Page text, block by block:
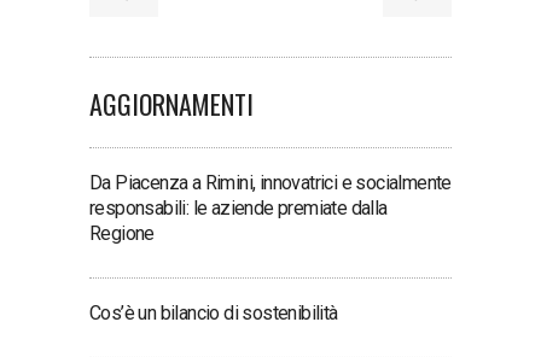
AGGIORNAMENTI
Da Piacenza a Rimini, innovatrici e socialmente
responsabili: le aziende premiate dalla
Regione
Cos’è un bilancio di sostenibilità